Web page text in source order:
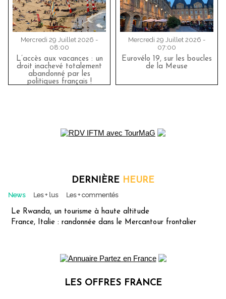
Mercredi 29 Juillet 2026 -
08:00
L’accès aux vacances : un
droit inachevé totalement
abandonné par les
politiques français !
Mercredi 29 Juillet 2026 -
07:00
Eurovélo 19, sur les boucles
de la Meuse
DERNIÈRE HEURE
News Les + lus Les + commentés
Le Rwanda, un tourisme à haute altitude
France, Italie : randonnée dans le Mercantour frontalier
LES OFFRES FRANCE